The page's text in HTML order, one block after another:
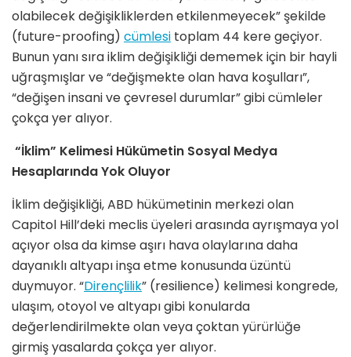
olabilecek değişikliklerden etkilenmeyecek” şekilde
(future-proofing) cümlesi toplam 44 kere geçiyor.
Bunun yanı sıra iklim değişikliği dememek için bir hayli
uğraşmışlar ve “değişmekte olan hava koşulları”,
“değişen insani ve çevresel durumlar” gibi cümleler
çokça yer alıyor.
“İklim” Kelimesi Hükümetin Sosyal Medya
Hesaplarında Yok Oluyor
İklim değişikliği, ABD hükümetinin merkezi olan
Capitol Hill’deki meclis üyeleri arasında ayrışmaya yol
açıyor olsa da kimse aşırı hava olaylarına daha
dayanıklı altyapı inşa etme konusunda üzüntü
duymuyor. “Dirençlilik” (resilience) kelimesi kongrede,
ulaşım, otoyol ve altyapı gibi konularda
değerlendirilmekte olan veya çoktan yürürlüğe
girmiş yasalarda çokça yer alıyor.